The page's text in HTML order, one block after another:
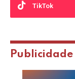
TikTok
Publicidade